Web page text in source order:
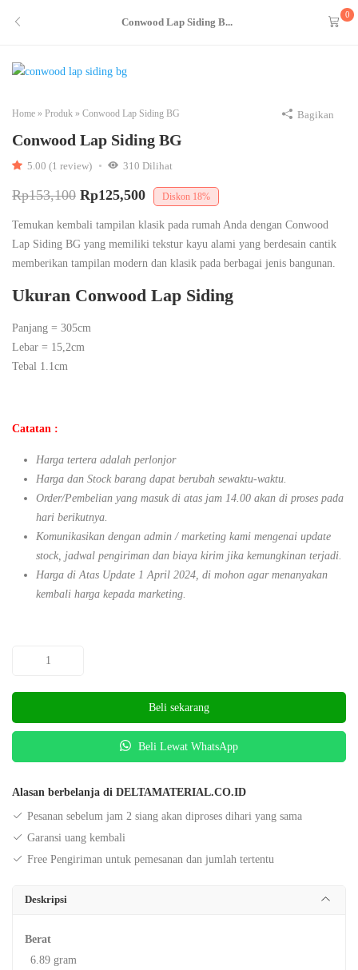
Conwood Lap Siding B...
0
Home » Produk » Conwood Lap Siding BG
Conwood Lap Siding BG
5.00 (1 review) 310 Dilihat
Rp153,100 Rp125,500 Diskon 18%
Temukan kembali tampilan klasik pada rumah Anda dengan Conwood
Lap Siding BG yang memiliki tekstur kayu alami yang berdesain cantik
memberikan tampilan modern dan klasik pada berbagai jenis bangunan.
Ukuran Conwood Lap Siding
Panjang = 305cm
Lebar = 15,2cm
Tebal 1.1cm
Catatan :
Harga tertera adalah perlonjor
Harga dan Stock barang dapat berubah sewaktu-waktu.
Order/Pembelian yang masuk di atas jam 14.00 akan di proses pada
hari berikutnya.
Komunikasikan dengan admin / marketing kami mengenai update
stock, jadwal pengiriman dan biaya kirim jika kemungkinan terjadi.
Harga di Atas Update 1 April 2024, di mohon agar menanyakan
kembali harga kepada marketing.
Beli sekarang
Beli Lewat WhatsApp
Alasan berbelanja di DELTAMATERIAL.CO.ID
Pesanan sebelum jam 2 siang akan diproses dihari yang sama
Garansi uang kembali
Free Pengiriman untuk pemesanan dan jumlah tertentu
Bagikan
Deskripsi
Berat
6.89 gram